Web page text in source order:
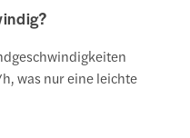
was nur eine leichte